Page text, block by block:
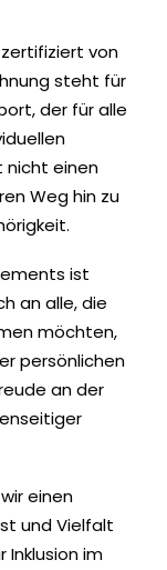
von
steht für
der für alle
nicht einen
Weg hin zu
ist
an alle, die
möchten,
persönlichen
an der
einen
und Vielfalt
Inklusion im